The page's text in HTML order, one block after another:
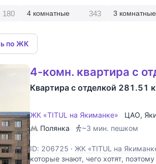
180 4 комнатные 343 3 комнатные
по ЖК
4-комн. квартира с
Квартира с отделкой 281.51
ЖК «TITUL на Якиманке» ЦАО,
Полянка
~3 мин. пешком
ID: 206725 · ЖК «TITUL на
которые знают, чего хотят,